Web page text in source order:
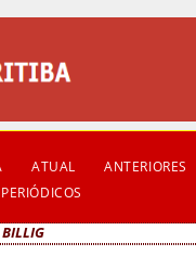
ATUAL ANTERIORES
BILLIG